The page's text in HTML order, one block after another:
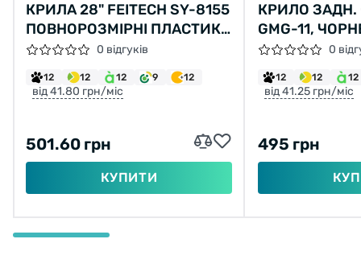
КРИЛА 28" FEITECH SY-8155
ПОВНОРОЗМІРНІ ПЛАСТИК
370X370X55ММ ЧОРНИЙ
0 відгуків
12 12 12 9 12
від 41.80 грн/міс
501.60 грн
КУПИТИ
КРИЛО ЗАДН.
GMG-11,
0
12 12 12
від 41.25 грн/міс
495 грн